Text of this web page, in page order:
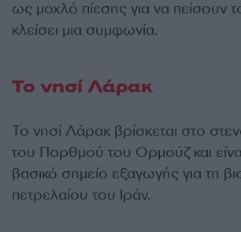
ως μοχλό πίεσης για να πείσουν
κλείσει μια συμφωνία.
Το νησί Λάρακ
Το νησί Λάρακ βρίσκεται στο
του Πορθμού του Ορμούζ και
βασικό σημείο εξαγωγής για τη
πετρελαίου του Ιράν.